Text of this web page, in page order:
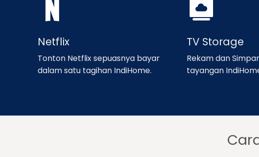
Netflix
Tonton Netflix sepuasnya bayar
dalam satu tagihan IndiHome.
TV Storage
Rekam dan
tayangan